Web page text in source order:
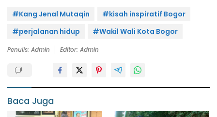
#Kang Jenal Mutaqin
#kisah inspiratif Bogor
#perjalanan hidup
#Wakil Wali Kota Bogor
Penulis: Admin Editor: Admin
Baca Juga